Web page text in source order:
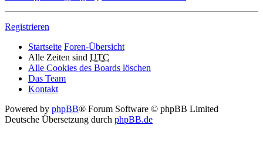
Registrieren
Startseite Foren-Übersicht
Alle Zeiten sind UTC
Alle Cookies des Boards löschen
Das Team
Kontakt
Powered by phpBB® Forum Software © phpBB Limited
Deutsche Übersetzung durch phpBB.de